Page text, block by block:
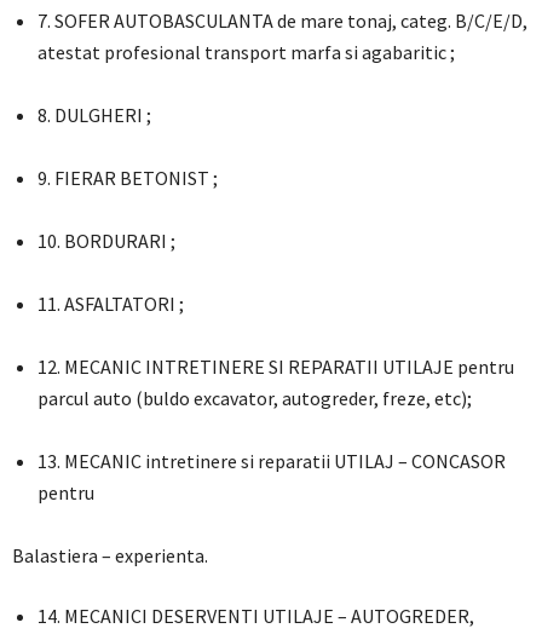
7. SOFER AUTOBASCULANTA de mare tonaj, categ. B/C/E/D,
atestat profesional transport marfa si agabaritic ;
8. DULGHERI ;
9. FIERAR BETONIST ;
10. BORDURARI ;
11. ASFALTATORI ;
12. MECANIC INTRETINERE SI REPARATII UTILAJE pentru
parcul auto (buldo excavator, autogreder, freze, etc);
13. MECANIC intretinere si reparatii UTILAJ – CONCASOR
pentru
Balastiera – experienta.
14. MECANICI DESERVENTI UTILAJE – AUTOGREDER,